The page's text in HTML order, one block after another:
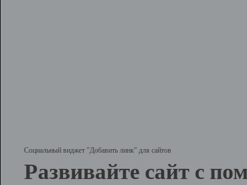
Социальный виджет "Добавить линк" для сайтов
Развивайте сайт с